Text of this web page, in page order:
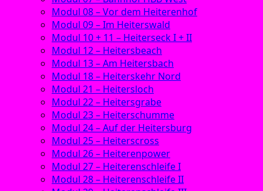
Modul 08 – Vor dem Heiterenhof
Modul 09 – Im Heiterswald
Modul 10 + 11 – Heiterseck I + II
Modul 12 – Heitersbeach
Modul 13 – Am Heitersbach
Modul 18 – Heiterskehr Nord
Modul 21 – Heitersloch
Modul 22 – Heitersgrabe
Modul 23 – Heiterschumme
Modul 24 – Auf der Heitersburg
Modul 25 – Heiterscross
Modul 26 – Heiterenpower
Modul 27 – Heiterenschleife I
Modul 28 – Heiterenschleife II